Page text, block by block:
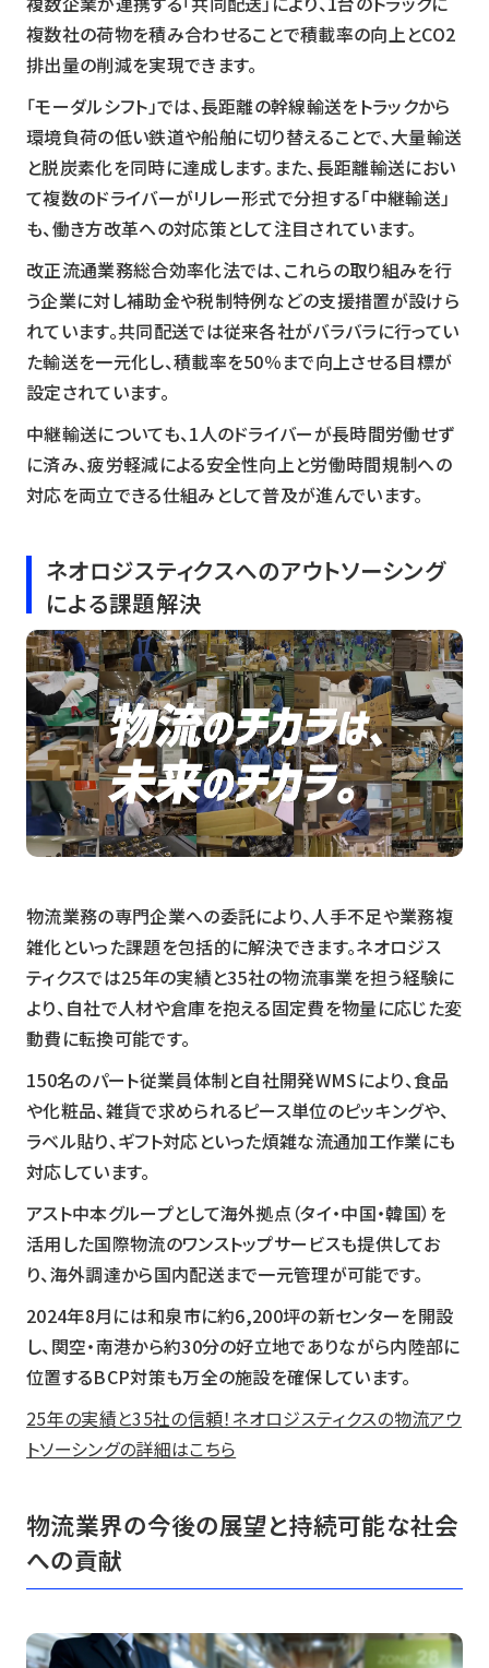
複数社の荷物を積み合わせることで積載率の向上とCO2
排出量の削減を実現できます。
「モーダルシフト」では、長距離の幹線輸送をトラックから
環境負荷の低い鉄道や船舶に切り替えることで、大量輸送
と脱炭素化を同時に達成します。また、長距離輸送におい
て複数のドライバーがリレー形式で分担する「中継輸送」
も、働き方改革への対応策として注目されています。
改正流通業務総合効率化法では、これらの取り組みを行
う企業に対し補助金や税制特例などの支援措置が設けら
れています。共同配送では従来各社がバラバラに行ってい
た輸送を一元化し、積載率を50％まで向上させる目標が
設定されています。
中継輸送についても、1人のドライバーが長時間労働せず
に済み、疲労軽減による安全性向上と労働時間規制への
対応を両立できる仕組みとして普及が進んでいます。
ネオロジスティクスへのアウトソーシング
による課題解決
物流業務の専門企業への委託により、人手不足や業務複
雑化といった課題を包括的に解決できます。ネオロジス
ティクスでは25年の実績と35社の物流事業を担う経験に
より、自社で人材や倉庫を抱える固定費を物量に応じた変
動費に転換可能です。
150名のパート従業員体制と自社開発WMSにより、食品
や化粧品、雑貨で求められるピース単位のピッキングや、
ラベル貼り、ギフト対応といった煩雑な流通加工作業にも
対応しています。
アスト中本グループとして海外拠点（タイ・中国・韓国）を
活用した国際物流のワンストップサービスも提供してお
り、海外調達から国内配送まで一元管理が可能です。
2024年8月には和泉市に約6,200坪の新センターを開設
し、関空・南港から約30分の好立地でありながら内陸部に
位置するBCP対策も万全の施設を確保しています。
25年の実績と35社の信頼！ネオロジスティクスの物流アウ
トソーシングの詳細はこちら
物流業界の今後の展望と持続可能な社会
への貢献